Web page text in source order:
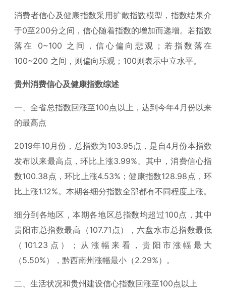
消费者信心及健康指数采用扩散指数模型，指数结果介
于0至200分之间，信心随着指数的增加而递增。若指数
落在 0~100 之间，信心偏向悲观；若指数落在
100~200 之间，则偏向乐观；100则表示中立水平。
贵州消费信心及健康指数综述
一、全省总指数回涨至100点以上，达到今年4月份以来
的最高点
2019年10月份，总指数为103.95点，是自4月份本指数
发布以来最高点，环比上涨3.99%。其中，消费信心指
数100.38点，环比上涨4.53%；健康指数128.98点，环
比上涨1.12%。本期各细分指数全部都有不同程度上涨。
细分到各地区，本期各地区总指数均超过100点，其中
贵阳市总指数最高（107.71点），六盘水市总指数最低
（101.23点）；从涨幅来看，贵阳市涨幅最大
（5.50%），黔西南州涨幅最小（2.29%）。
二、生活状况和贵州建设信心指数回涨至100点以上